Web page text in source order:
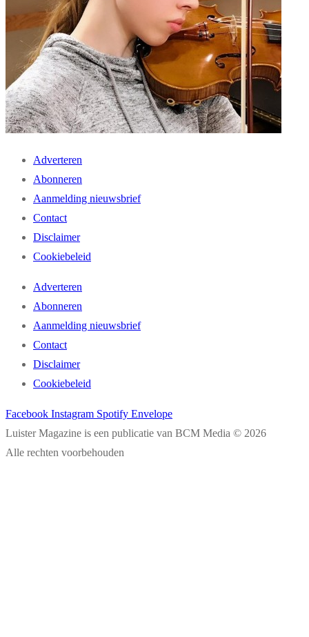
Adverteren
Abonneren
Aanmelding nieuwsbrief
Contact
Disclaimer
Cookiebeleid
Adverteren
Abonneren
Aanmelding nieuwsbrief
Contact
Disclaimer
Cookiebeleid
Facebook Instagram Spotify Envelope
Luister Magazine is een publicatie van BCM Media © 2026
Alle rechten voorbehouden